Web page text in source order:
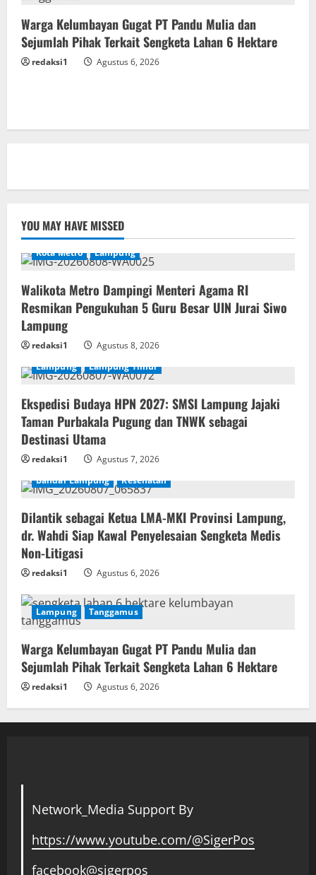
Warga Kelumbayan Gugat PT Pandu Mulia dan
Sejumlah Pihak Terkait Sengketa Lahan 6 Hektare
redaksi1 Agustus 6, 2026
YOU MAY HAVE MISSED
Kota Metro Lampung
Walikota Metro Dampingi Menteri Agama RI
Resmikan Pengukuhan 5 Guru Besar UIN Jurai Siwo
Lampung
redaksi1
Agustus 8, 2026
Lampung
Lampung Timur
Ekspedisi Budaya HPN 2027: SMSI Lampung Jajaki
Taman Purbakala Pugung dan TNWK sebagai
Destinasi Utama
redaksi1
Agustus 7, 2026
Bandar Lampung
Kesehatan
Dilantik sebagai Ketua LMA-MKI Provinsi Lampung,
dr. Wahdi Siap Kawal Penyelesaian Sengketa Medis
Non-Litigasi
redaksi1 Agustus 6, 2026
Lampung Tanggamus
Warga Kelumbayan Gugat PT Pandu Mulia dan
Sejumlah Pihak Terkait Sengketa Lahan 6 Hektare
redaksi1 Agustus 6, 2026
Network_Media Support By
https://www.youtube.com/@SigerPos
facebook@sigerpos